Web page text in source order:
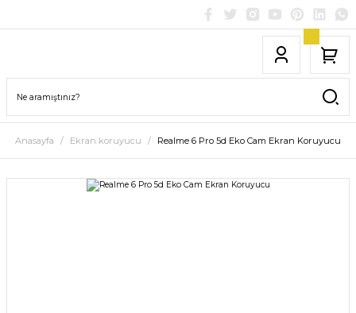
Anasayfa Ekran koruyucu Realme 6 Pro 5d Eko Cam Ekran Koruyucu